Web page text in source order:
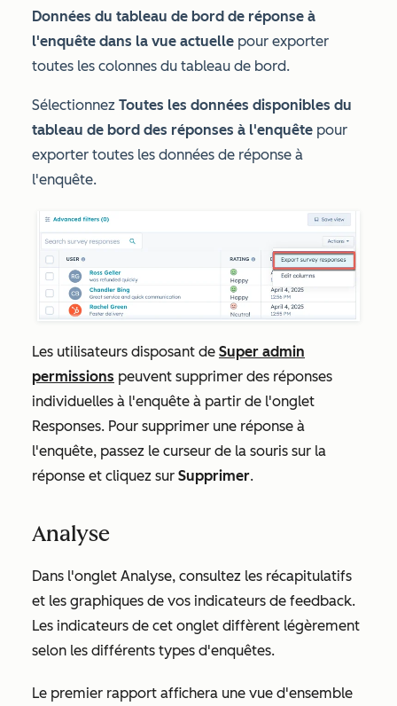
Données du tableau de bord de réponse à
l'enquête dans la vue actuelle pour exporter
toutes les colonnes du tableau de bord.
Sélectionnez Toutes les données disponibles du
tableau de bord des réponses à l'enquête pour
exporter toutes les données de réponse à
l'enquête.
Les utilisateurs disposant de Super admin
permissions peuvent supprimer des réponses
individuelles à l'enquête à partir de l'onglet
Responses. Pour supprimer une réponse à
l'enquête, passez le curseur de la souris sur la
réponse et cliquez sur Supprimer.
Analyse
Dans l'onglet Analyse, consultez les récapitulatifs
et les graphiques de vos indicateurs de feedback.
Les indicateurs de cet onglet diffèrent légèrement
selon les différents types d'enquêtes.
Le premier rapport affichera une vue d'ensemble